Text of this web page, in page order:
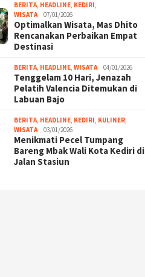
BERITA, HEADLINE, KEDIRI,
WISATA
07/01/2026
Optimalkan Wisata, Mas Dhito
Rencanakan Perbaikan Empat
Destinasi
BERITA, HEADLINE,WISATA 04/01/2026
Tenggelam 10 Hari, Jenazah
Pelatih Valencia Ditemukan di
Labuan Bajo
BERITA, HEADLINE, KEDIRI, KULINER,
WISATA
03/01/2026
Menikmati Pecel Tumpang
Bareng Mbak Wali Kota Kediri di
Jalan Stasiun